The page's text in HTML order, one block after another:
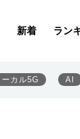
新着 ラン
ーカル5G AI